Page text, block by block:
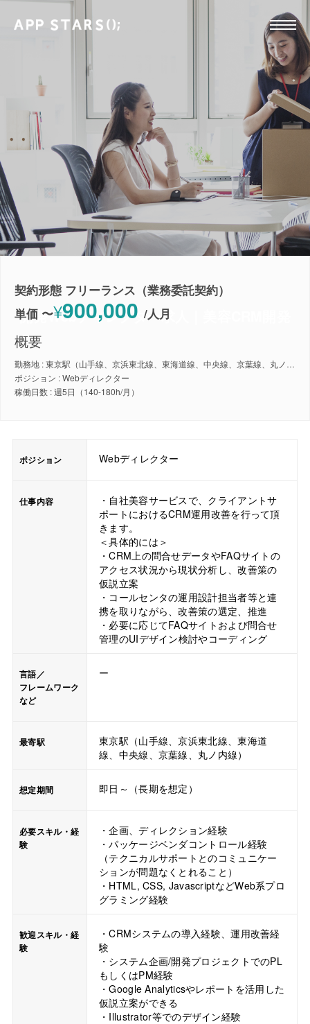
開発Webディレクター求人｜美容CRM開発
契約形態 フリーランス（業務委託契約）
単価 〜¥900,000 /人月
概要
勤務地 : 東京駅（山手線、京浜東北線、東海道線、中央線、京葉線、丸ノ内線）
ポジション : Webディレクター
稼働日数 : 週5日（140-180h/月）
ポジション Webディレクター
仕事内容
・自社美容サービスで、クライアントサ
ポートにおけるCRM運用改善を行って頂
きます。
＜具体的には＞
・CRM上の問合せデータやFAQサイトの
アクセス状況から現状分析し、改善策の
仮説立案
・コールセンタの運用設計担当者等と連
携を取りながら、改善策の選定、推進
・必要に応じてFAQサイトおよび問合せ
管理のUIデザイン検討やコーディング
言語／
フレームワーク
など
ー
最寄駅
東京駅（山手線、京浜東北線、東海道
線、中央線、京葉線、丸ノ内線）
想定期間 即日～（長期を想定）
必要スキル・経
験
・企画、ディレクション経験
・パッケージベンダコントロール経験
（テクニカルサポートとのコミュニケー
ションが問題なくとれること）
・HTML, CSS, JavascriptなどWeb系プロ
グラミング経験
歓迎スキル・経
験
・CRMシステムの導入経験、運用改善経
験
・システム企画/開発プロジェクトでのPL
もしくはPM経験
・Google Analyticsやレポートを活用した
仮説立案ができる
・Illustrator等でのデザイン経験